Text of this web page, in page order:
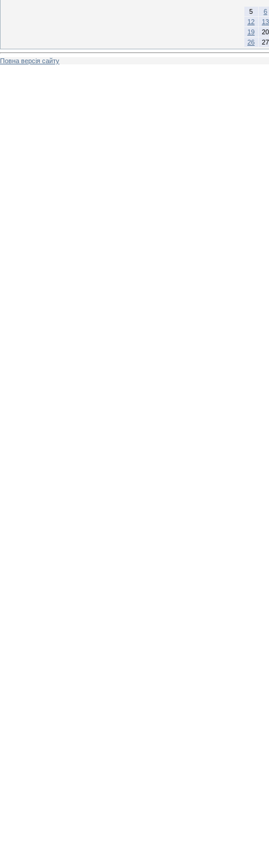
5
6
12
13
19
20
26
27
Повна версія сайту